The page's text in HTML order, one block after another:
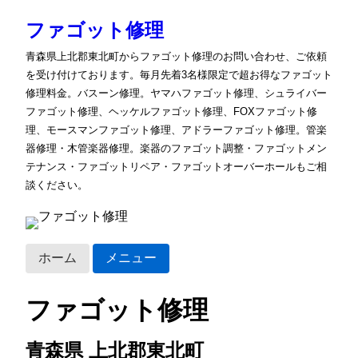
ファゴット修理
青森県上北郡東北町からファゴット修理のお問い合わせ、ご依頼
を受け付けております。毎月先着3名様限定で超お得なファゴット
修理料金。バスーン修理。ヤマハファゴット修理、シュライバー
ファゴット修理、ヘッケルファゴット修理、FOXファゴット修
理、モースマンファゴット修理、アドラーファゴット修理。管楽
器修理・木管楽器修理。楽器のファゴット調整・ファゴットメン
テナンス・ファゴットリペア・ファゴットオーバーホールもご相
談ください。
ホーム メニュー
ファゴット修理
青森県 上北郡東北町